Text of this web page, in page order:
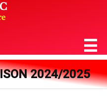
2024/2025